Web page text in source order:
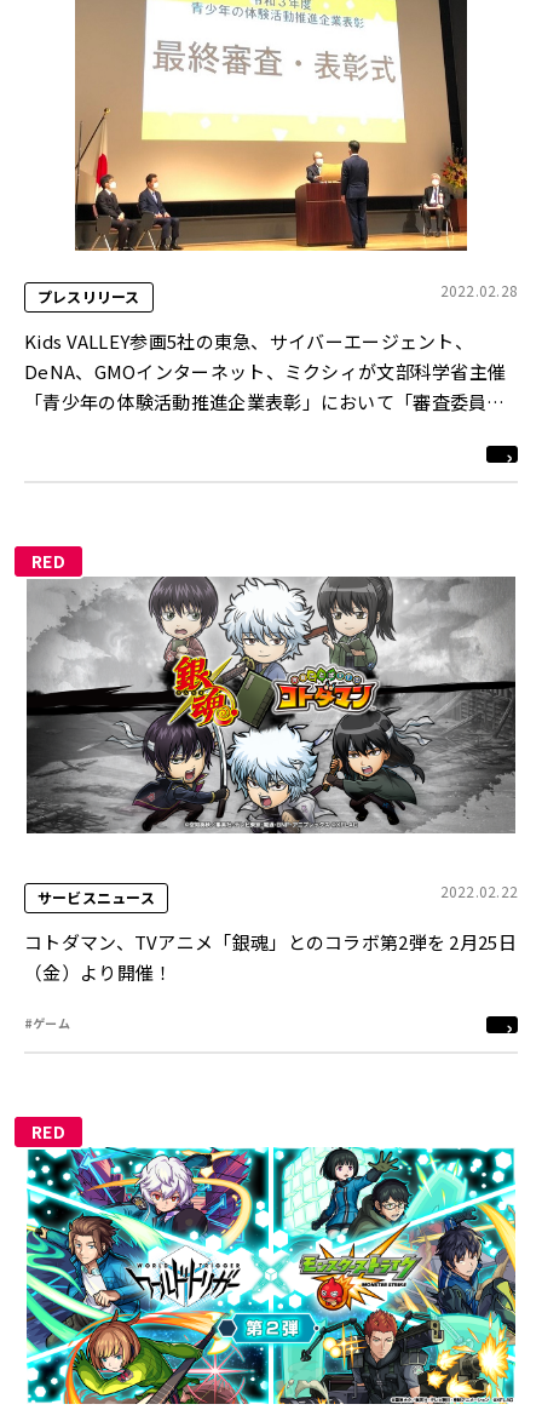
プレスリリース 2022.02.28
Kids VALLEY参画5社の東急、サイバーエージェント、
DeNA、GMOインターネット、ミクシィが文部科学省主催
「青少年の体験活動推進企業表彰」において「審査委員会
RED
サービスニュース 2022.02.22
コトダマン、TVアニメ「銀魂」とのコラボ第2弾を 2月25日
（金）より開催！
#ゲーム
RED